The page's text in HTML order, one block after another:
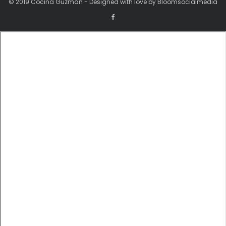
© 2019 Cocina Guzman - Designed with love by Bloomsocialmedia